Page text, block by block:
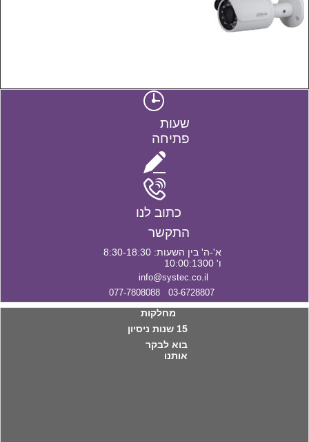
15 שנות ניסיון
בוא לבקר
אותנו
מחלקות
שעות
פתיחה
כתוב לנו
התקשר
א'-ה' בין השעות: 8:30-18:30
ו' 10:00:1300
03-6728807 077-7808088
info@systec.co.il